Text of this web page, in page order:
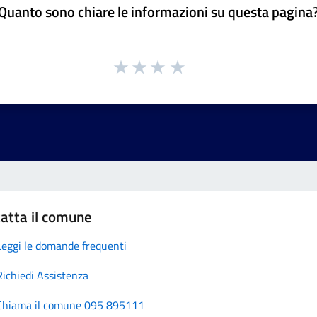
sono chiare le informazioni su questa
il comune
le domande frequenti
Assistenza
il comune 095 895111